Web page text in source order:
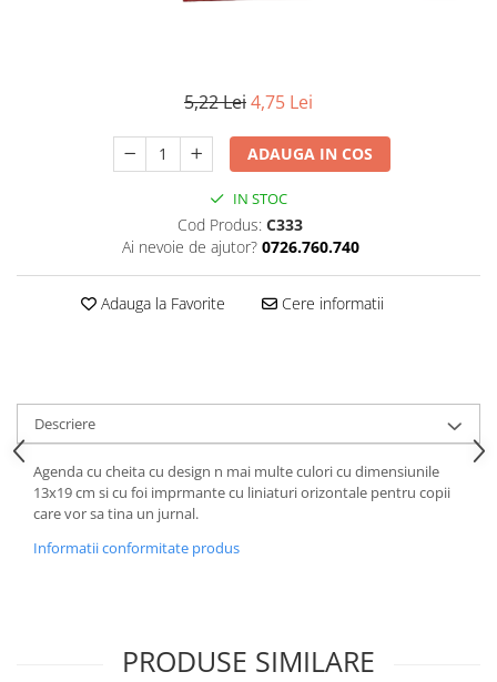
5,22 Lei4,75 Lei
ADAUGA IN COS
IN STOC
Cod Produs: C333
Ai nevoie de ajutor? 0726.760.740
Adauga la Favorite Cere informatii
Descriere
Agenda cu cheita cu design n mai multe culori cu dimensiunile
13x19 cm si cu foi imprmante cu liniaturi orizontale pentru copii
care vor sa tina un jurnal.
Informatii conformitate produs
PRODUSE SIMILARE